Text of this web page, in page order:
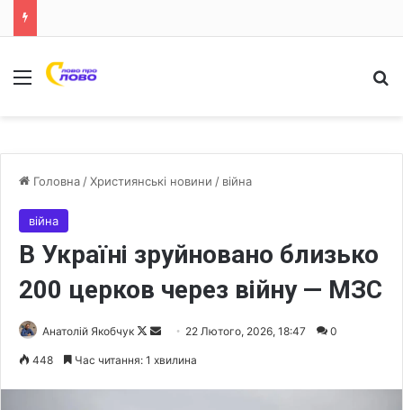
Меню
Головна /Християнські новини / війна
війна
В Україні зруйновано близько
200 церков через війну — МЗС
Анатолій Якобчук
F
22 Лютого, 2026, 18:47 0
448 Час читання: 1 хвилина